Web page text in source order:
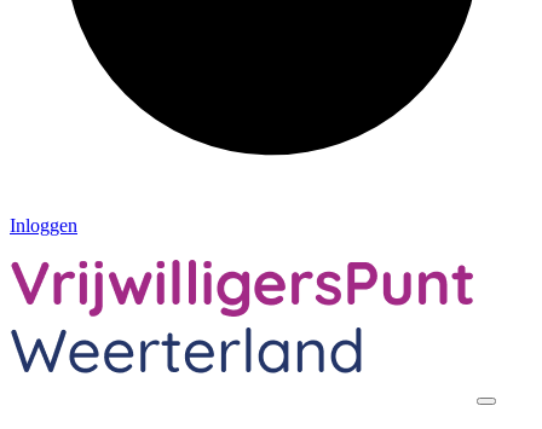
Inloggen